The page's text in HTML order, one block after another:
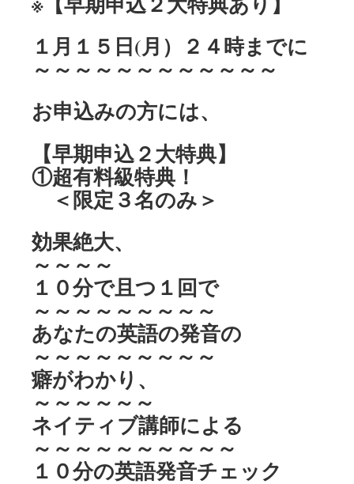
１月１５日(月）２４時までに
～～～～～～～～～～～～
お申込みの方には、
【早期申込２大特典】
①超有料級特典！
＜限定３名のみ＞
効果絶大、
～～～～
１０分で且つ１回で
～～～～～～～～～
あなたの英語の発音の
～～～～～～～～～
癖がわかり、
～～～～～～
ネイティブ講師による
～～～～～～～～～～
１０分の英語発音チェック